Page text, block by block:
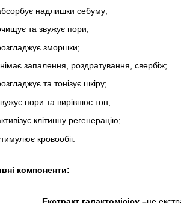
надлишки себуму;
та звужує пори;
зморшки;
запалення, роздратування, свербіж;
та тонізує шкіру;
пори та вирівнює тон;
клітинну регенерацію;
кровообіг.
компоненти: